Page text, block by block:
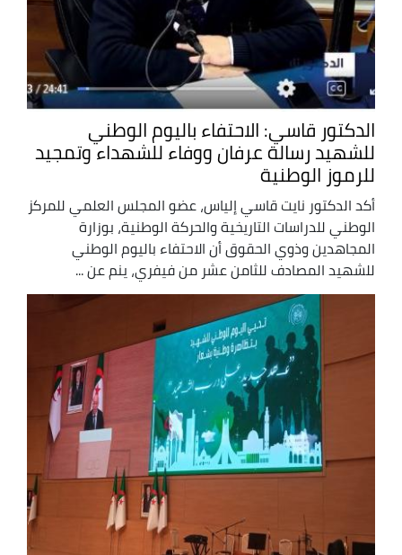
الدكتور قاسي: الاحتفاء باليوم الوطني
للشهيد رسالة عرفان ووفاء للشهداء وتمجيد
للرموز الوطنية
أكد الدكتور نايت قاسي إلياس، عضو المجلس العلمي للمركز
الوطني للدراسات التاريخية والحركة الوطنية، بوزارة
المجاهدين وذوي الحقوق أن الاحتفاء باليوم الوطني
للشهيد المصادف للثامن عشر من فيفري، ينم عن ...